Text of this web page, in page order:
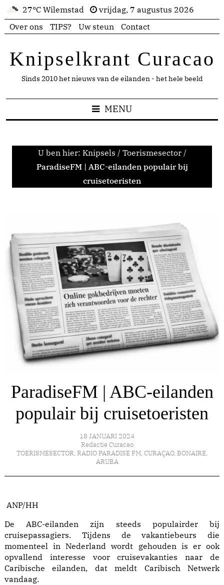
27°C Wilemstad
vrijdag, 7 augustus 2026
Over ons
TIPS? Uw steun Contact
Knipselkrant Curacao
Sinds 2010 het nieuws van de eilanden - het hele beeld
MENU
U ben hier: Knipsels / Toerismesector /
ParadiseFM | ABC-eilanden populair bij
cruisetoeristen
ParadiseFM | ABC-eilanden
populair bij cruisetoeristen
18 JANUARI 2024
Redactie Curacao
TOERISMESECTOR, RADIO PARADISE FM, CURAÇAO, BONAIRE,
ARUBA
ANP/HH
De ABC-eilanden zijn steeds populairder bij
cruisepassagiers. Tijdens de vakantiebeurs die
momenteel in Nederland wordt gehouden is er ook
opvallend interesse voor cruisevakanties naar de
Caribische eilanden, dat meldt Caribisch Netwerk
vandaag.